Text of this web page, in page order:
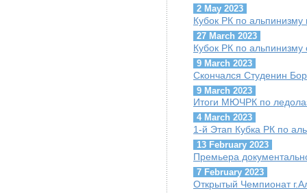
2 May 2023
Кубок РК по альпинизму
27 March 2023
Кубок РК по альпинизму
9 March 2023
Скончался Студенин
9 March 2023
Итоги МЮЧРК по
4 March 2023
1-й Этап Кубка РК по
13 February 2023
Премьера
7 February 2023
Открытый Чемпионат